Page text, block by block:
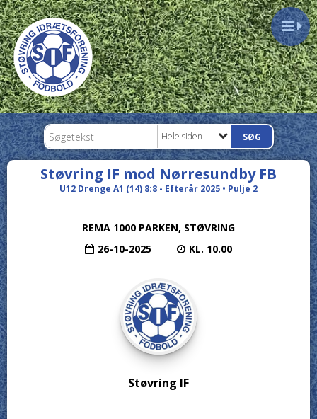
Hele siden
Støvring IF mod Nørresundby FB
U12 Drenge A1 (14) 8:8 - Efterår 2025 • Pulje 2
REMA 1000 PARKEN, STØVRING
26-10-2025
KL. 10.00
Støvring IF